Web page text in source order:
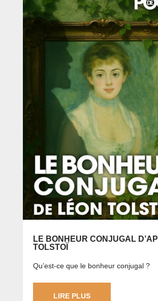
LE BONHEUR CONJUGAL
TOLSTOÏ
Qu’est-ce que le bonheur conjugal ?
LIRE PLUS